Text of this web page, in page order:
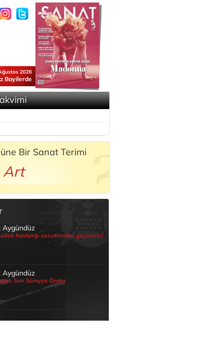
2026
Bayilerde
Bir Sanat Terimi
Art
Aygündüz
hastalığı çocuklarıma geçmesin!
Aygündüz
Sırrı Süreyya Önder